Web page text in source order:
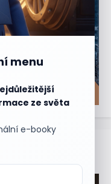
menu
ze světa
e-booky